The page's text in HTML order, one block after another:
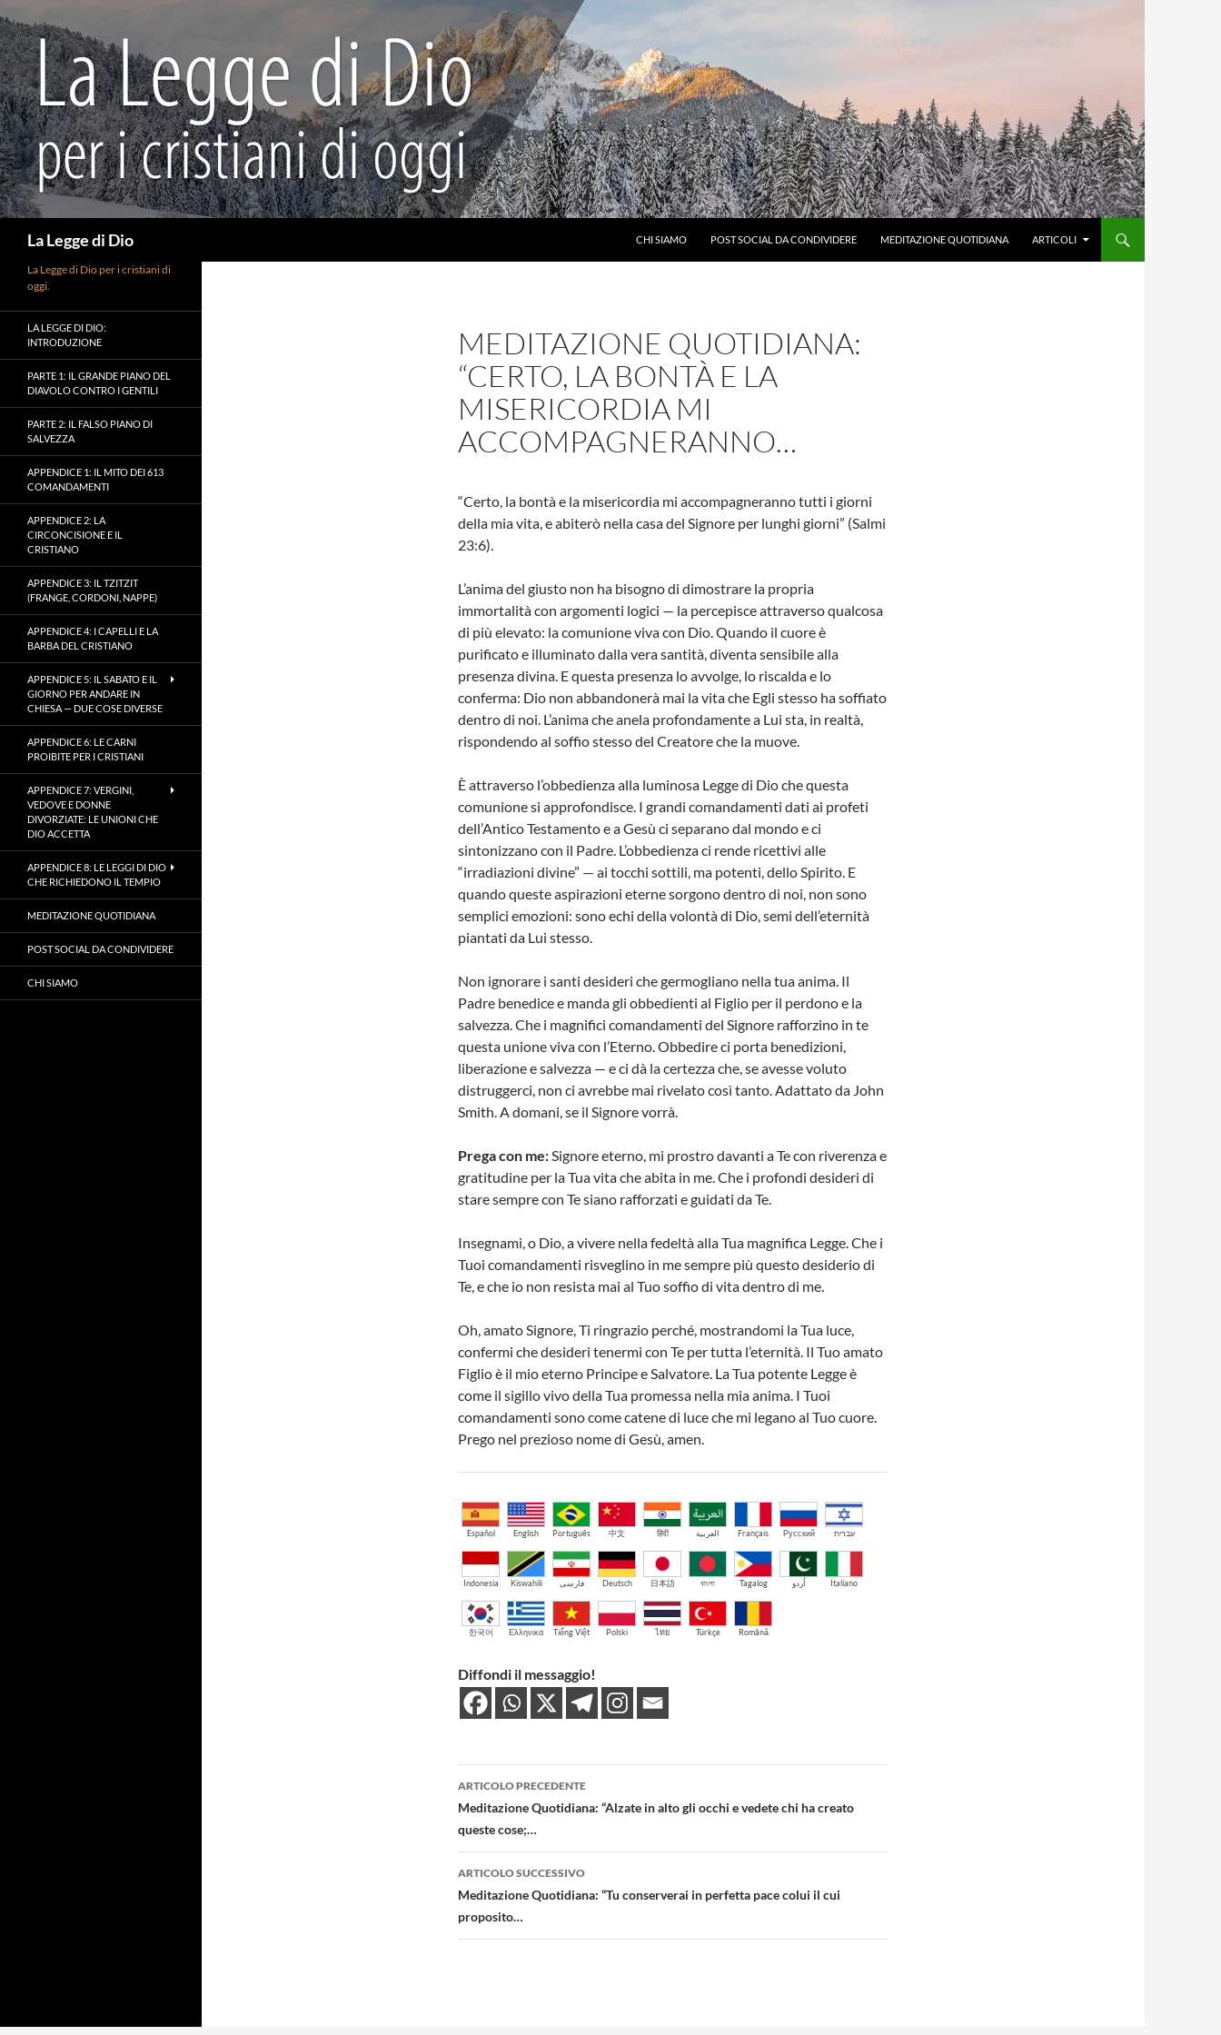
al
contenuto
La Legge di Dio CHI SIAMO POST SOCIAL DA CONDIVIDERE MEDITAZIONE QUOTIDIANA ARTICOLI
MEDITAZIONE QUOTIDIANA:
“CERTO, LA BONTÀ E LA
MISERICORDIA MI
ACCOMPAGNERANNO…
“Certo, la bontà e la misericordia mi accompagneranno tutti i giorni
della mia vita, e abiterò nella casa del Signore per lunghi giorni” (Salmi
23:6).
L’anima del giusto non ha bisogno di dimostrare la propria
immortalità con argomenti logici — la percepisce attraverso qualcosa
di più elevato: la comunione viva con Dio. Quando il cuore è
purificato e illuminato dalla vera santità, diventa sensibile alla
presenza divina. E questa presenza lo avvolge, lo riscalda e lo
conferma: Dio non abbandonerà mai la vita che Egli stesso ha soffiato
dentro di noi. L’anima che anela profondamente a Lui sta, in realtà,
rispondendo al soffio stesso del Creatore che la muove.
È attraverso l’obbedienza alla luminosa Legge di Dio che questa
comunione si approfondisce. I grandi comandamenti dati ai profeti
dell’Antico Testamento e a Gesù ci separano dal mondo e ci
sintonizzano con il Padre. L’obbedienza ci rende ricettivi alle
“irradiazioni divine” — ai tocchi sottili, ma potenti, dello Spirito. E
quando queste aspirazioni eterne sorgono dentro di noi, non sono
semplici emozioni: sono echi della volontà di Dio, semi dell’eternità
piantati da Lui stesso.
Non ignorare i santi desideri che germogliano nella tua anima. Il
Padre benedice e manda gli obbedienti al Figlio per il perdono e la
salvezza. Che i magnifici comandamenti del Signore rafforzino in te
questa unione viva con l’Eterno. Obbedire ci porta benedizioni,
liberazione e salvezza — e ci dà la certezza che, se avesse voluto
distruggerci, non ci avrebbe mai rivelato così tanto. Adattato da John
Smith. A domani, se il Signore vorrà.
Prega con me:Signore eterno, mi prostro davanti a Te con riverenza e
gratitudine per la Tua vita che abita in me. Che i profondi desideri di
stare sempre con Te siano rafforzati e guidati da Te.
Insegnami, o Dio, a vivere nella fedeltà alla Tua magnifica Legge. Che i
Tuoi comandamenti risveglino in me sempre più questo desiderio di
Te, e che io non resista mai al Tuo soffio di vita dentro di me.
Oh, amato Signore, Ti ringrazio perché, mostrandomi la Tua luce,
confermi che desideri tenermi con Te per tutta l’eternità. Il Tuo amato
Figlio è il mio eterno Principe e Salvatore. La Tua potente Legge è
come il sigillo vivo della Tua promessa nella mia anima. I Tuoi
comandamenti sono come catene di luce che mi legano al Tuo cuore.
Prego nel prezioso nome di Gesù, amen.
Español English Português 中文 हिंदी العربية Français Русский עברית
Indonesia Kiswahili فارسی Deutsch 日本語 বাংলা Tagalog اُردو Italiano
한국어 Ελληνικά Tiếng Việt Polski ไทย Türkçe Română
Diffondi il messaggio!
Navigazione
articolo
ARTICOLO PRECEDENTE
Meditazione Quotidiana: “Alzate in alto gli occhi e vedete chi ha creato
queste cose;…
ARTICOLO SUCCESSIVO
Meditazione Quotidiana: “Tu conserverai in perfetta pace colui il cui
proposito…
La Legge di Dio per i cristiani di
oggi.
LA LEGGE DI DIO:
INTRODUZIONE
PARTE 1: IL GRANDE PIANO DEL
DIAVOLO CONTRO I GENTILI
PARTE 2: IL FALSO PIANO DI
SALVEZZA
APPENDICE 1: IL MITO DEI 613
COMANDAMENTI
APPENDICE 2: LA
CIRCONCISIONE E IL
CRISTIANO
APPENDICE 3: IL TZITZIT
(FRANGE, CORDONI, NAPPE)
APPENDICE 4: I CAPELLI E LA
BARBA DEL CRISTIANO
APPENDICE 5: IL SABATO E IL
GIORNO PER ANDARE IN
CHIESA — DUE COSE DIVERSE
APPENDICE 6: LE CARNI
PROIBITE PER I CRISTIANI
APPENDICE 7: VERGINI,
VEDOVE E DONNE
DIVORZIATE: LE UNIONI CHE
DIO ACCETTA
APPENDICE 8: LE LEGGI DI DIO
CHE RICHIEDONO IL TEMPIO
MEDITAZIONE QUOTIDIANA
POST SOCIAL DA CONDIVIDERE
CHI SIAMO